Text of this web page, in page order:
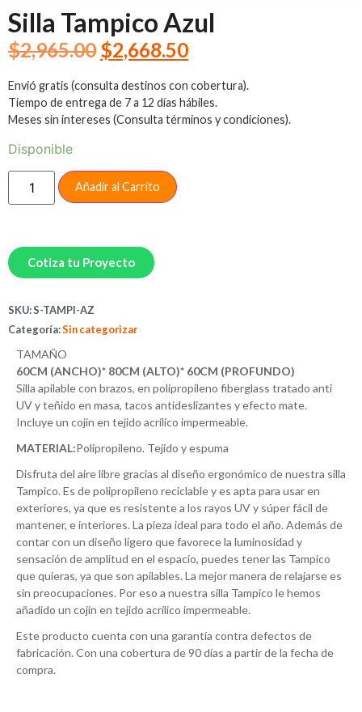
Silla Tampico Azul
$2,965.00 $2,668.50
Envió gratis (consulta destinos con cobertura).
Tiempo de entrega de 7 a 12 días hábiles.
Meses sin intereses (Consulta términos y condiciones).
Disponible
Añadir al Carrito
Cotiza tu Proyecto
SKU:S-TAMPI-AZ
Categoría:Sin categorizar
TAMAÑO
60CM (ANCHO)* 80CM (ALTO)* 60CM (PROFUNDO)
Silla apilable con brazos, en polipropileno fiberglass tratado anti
UV y teñido en masa, tacos antideslizantes y efecto mate.
Incluye un cojín en tejido acrílico impermeable.
MATERIAL:Polipropileno. Tejido y espuma
Disfruta del aire libre gracias al diseño ergonómico de nuestra silla
Tampico. Es de polipropileno reciclable y es apta para usar en
exteriores, ya que es resistente a los rayos UV y súper fácil de
mantener, e interiores. La pieza ideal para todo el año. Además de
contar con un diseño ligero que favorece la luminosidad y
sensación de amplitud en el espacio, puedes tener las Tampico
que quieras, ya que son apilables. La mejor manera de relajarse es
sin preocupaciones. Por eso a nuestra silla Tampico le hemos
añadido un cojín en tejido acrílico impermeable.
Este producto cuenta con una garantía contra defectos de
fabricación. Con una cobertura de 90 días a partir de la fecha de
compra.